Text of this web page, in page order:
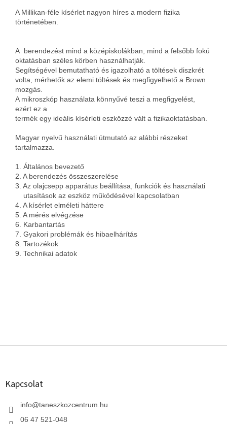
A Millikan-féle kísérlet nagyon híres a modern fizika
történetében.
A berendezést mind a középiskolákban, mind a felsőbb fokú
oktatásban széles körben használhatják.
Segítségével bemutatható és igazolható a töltések diszkrét
volta, mérhetők az elemi töltések és megfigyelhető a Brown
mozgás.
A mikroszkóp használata könnyűvé teszi a megfigyelést,
ezért ez a
termék egy ideális kísérleti eszközzé vált a fizikaoktatásban.
Magyar nyelvű használati útmutató az alábbi részeket
tartalmazza.
1. Általános bevezető
2. A berendezés összeszerelése
3. Az olajcsepp apparátus beállítása, funkciók és használati
utasítások az eszköz működésével kapcsolatban
4. A kísérlet elméleti háttere
5. A mérés elvégzése
6. Karbantartás
7. Gyakori problémák és hibaelhárítás
8. Tartozékok
9. Technikai adatok
L
Kapcsolat
info@taneszkozcentrum.hu
06 47 521-048